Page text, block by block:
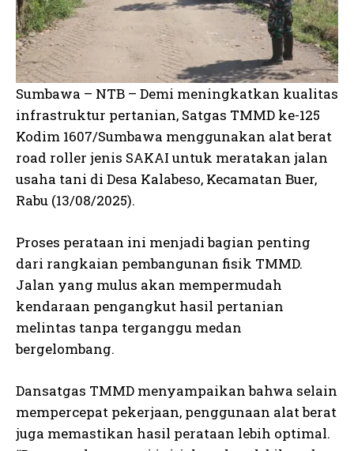
Sumbawa – NTB – Demi meningkatkan kualitas
infrastruktur pertanian, Satgas TMMD ke-125
Kodim 1607/Sumbawa menggunakan alat berat
road roller jenis SAKAI untuk meratakan jalan
usaha tani di Desa Kalabeso, Kecamatan Buer,
Rabu (13/08/2025).
Proses perataan ini menjadi bagian penting
dari rangkaian pembangunan fisik TMMD.
Jalan yang mulus akan mempermudah
kendaraan pengangkut hasil pertanian
melintas tanpa terganggu medan
bergelombang.
Dansatgas TMMD menyampaikan bahwa selain
mempercepat pekerjaan, penggunaan alat berat
juga memastikan hasil perataan lebih optimal.